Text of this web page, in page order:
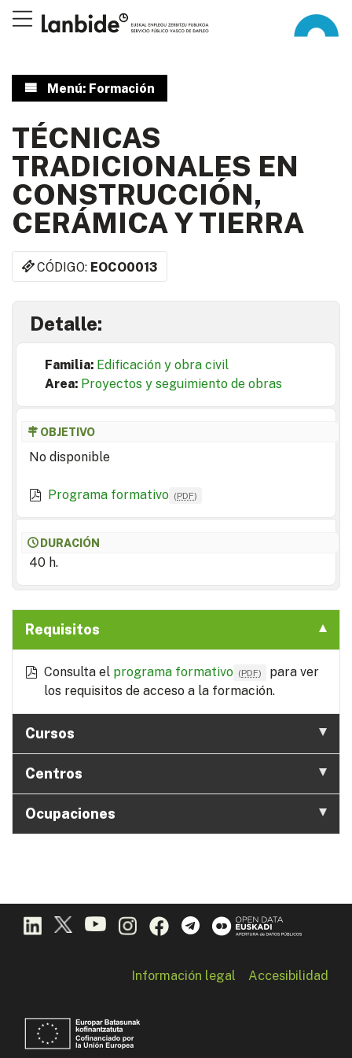
Menú: Formación
TÉCNICAS
TRADICIONALES EN
CONSTRUCCIÓN,
CERÁMICA Y TIERRA
CÓDIGO: EOCO0013
Detalle:
Familia: Edificación y obra civil
Area: Proyectos y seguimiento de obras
OBJETIVO
No disponible
Programa formativo (PDF)
DURACIÓN
40 h.
Requisitos
Consulta el programa formativo (PDF)
para ver
los requisitos de acceso a la formación.
Cursos
Centros
Ocupaciones
Información legal Accesibilidad